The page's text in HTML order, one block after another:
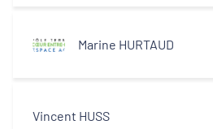
Marine HURTAUD
Vincent HUSS